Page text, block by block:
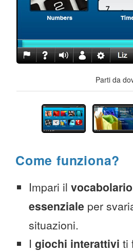
Parti da
Come funziona?
Impari il vocabolario
essenziale per
situazioni.
I giochi interattivi ti